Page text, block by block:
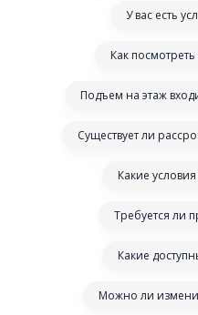
У вас есть
Как посмотреть
Подъем на этаж
Существует ли
Какие
Требуется ли
Какие
Можно ли